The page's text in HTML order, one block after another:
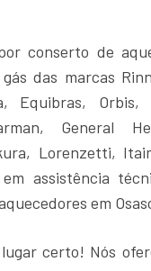
conserto de
das marcas
Equibras, Orbis,
General
Lorenzetti,
em assistência
em
certo! Nós